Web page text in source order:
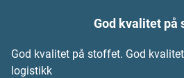
God kvalitet på
God kvalitet på stoffet. God
logistikk